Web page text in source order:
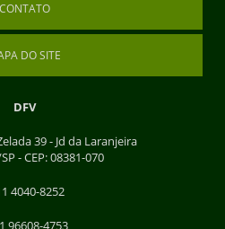
CONTATO
DO SITE
DFV
39 - Jd da Laranjeira
- CEP: 08381-070
4040-8252